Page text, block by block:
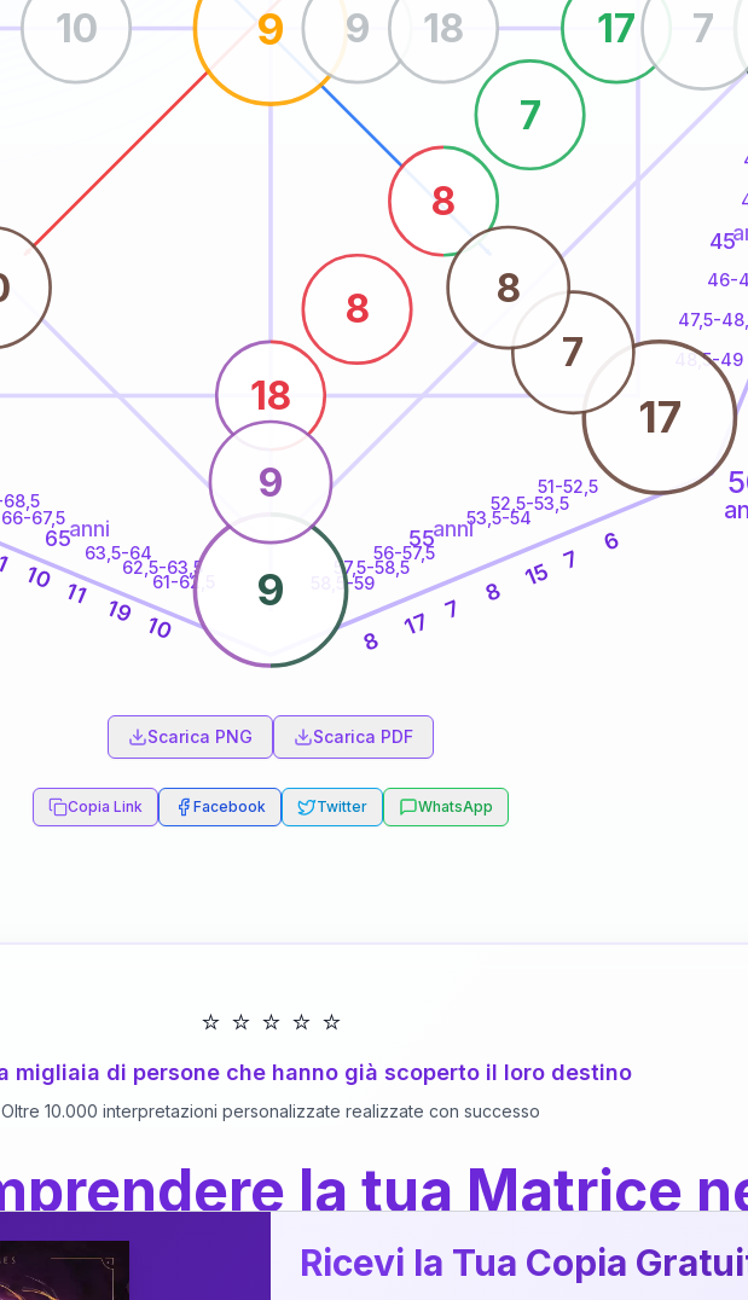
anni
46-
47,5-
48,5-49
51-52,5
52,5-53,5
53,5-54
56-57,5
57,5-58,5
58,5-59
61-62,5
62,5-63,5
63,5-64
66-67,5
68,5
6
7
15
8
7
17
8
10
19
11
10 9
9
17
18
8
8
7
17 7
9
9 18
10
7
8
45
55anni
65anni
Scarica PNG Scarica PDF
Copia Link Facebook Twitter WhatsApp
⭐ ⭐ ⭐ ⭐ ⭐
migliaia di persone che hanno già scoperto il loro destino
Oltre 10.000 interpretazioni personalizzate realizzate con successo
la tua Matrice
dettaglio?
del Libro
Ricevi la Tua Copia